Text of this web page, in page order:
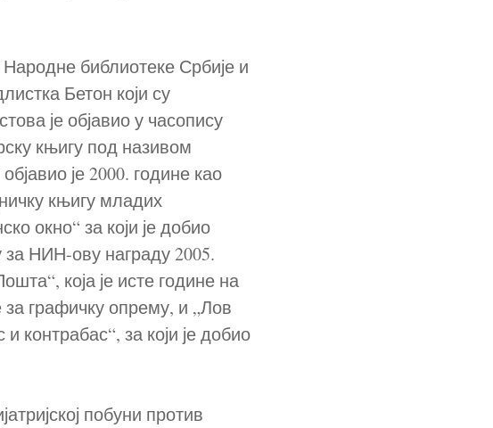
библиотеке Србије и
Бетон који су
је објавио у часопису
књигу под називом
је 2000. године као
књигу младих
окно“ за који је добио
НИН-ову награду 2005.
која је исте године на
графичку опрему, и „Лов
контрабас“, за који је добио
побуни против